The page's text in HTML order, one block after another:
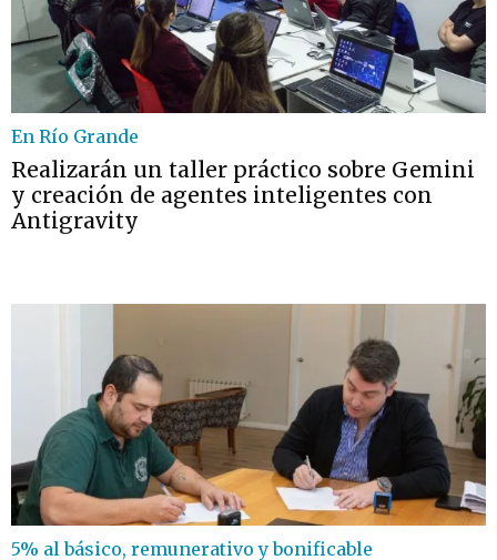
En Río Grande
Realizarán un taller práctico sobre Gemini
y creación de agentes inteligentes con
Antigravity
5% al básico, remunerativo y bonificable